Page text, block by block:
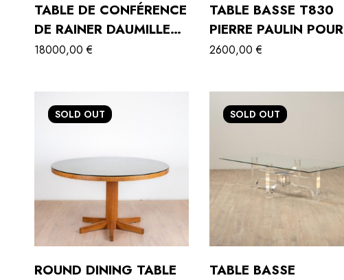
TABLE DE CONFÉRENCE
DE RAINER DAUMILLER
POUR HIRTSHALS
18000,00€
TABLE BASSE T830
PIERRE PAULIN POUR
ARTIFORT,1966
2600,00€
SOLD OUT
ROUND DINING TABLE
SOLD OUT
TABLE BASSE